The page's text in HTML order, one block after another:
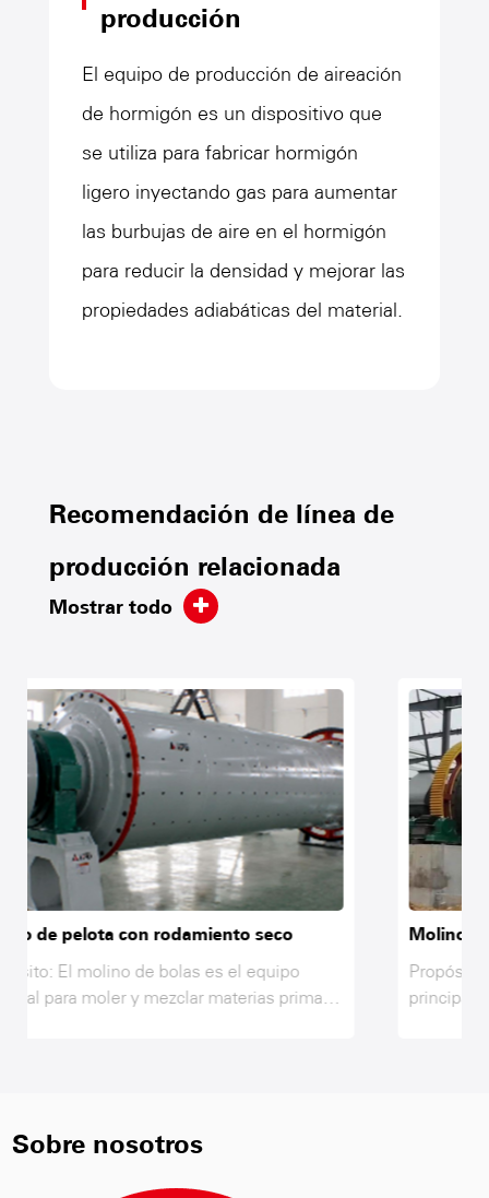
producción
El equipo de producción de aireación
de hormigón es un dispositivo que
se utiliza para fabricar hormigón
ligero inyectando gas para aumentar
las burbujas de aire en el hormigón
para reducir la densidad y mejorar las
propiedades adiabáticas del material.
Recomendación de línea de
producción relacionada
Mostrar todo
de
Molino de pelota de rodamiento húmedo
Propósito: El molino de bolas es el equipo
principal para moler y mezclar materias primas
de las materias primas de los productos AAC,
Sobre nosotros